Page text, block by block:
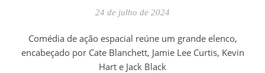
24 de julho de 2024
Comédia de ação espacial reúne um grande elenco,
encabeçado por Cate Blanchett, Jamie Lee Curtis, Kevin
Hart e Jack Black